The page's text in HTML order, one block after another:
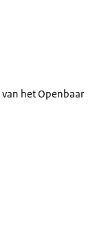
van het Openbaar